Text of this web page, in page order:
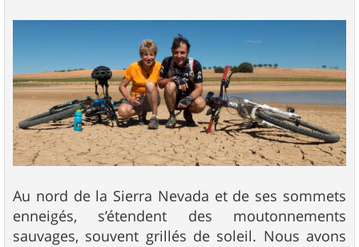
Au nord de la Sierra Nevada et de ses sommets
enneigés, s’étendent des moutonnements
sauvages, souvent grillés de soleil. Nous avons